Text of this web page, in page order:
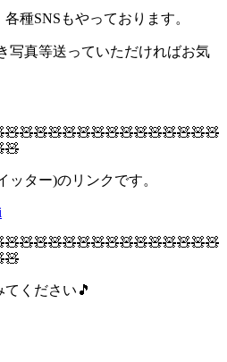
種SNSもやっております。
写真等送っていただければお気
ター)のリンクです。
ください🎵